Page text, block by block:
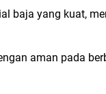
baja yang kuat,
aman pada